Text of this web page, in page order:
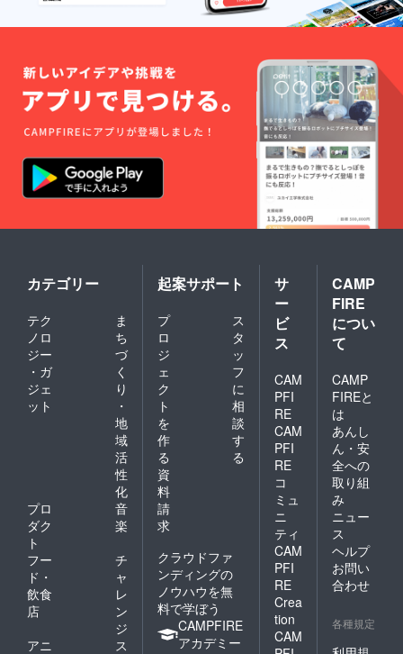
カテゴリー
テク
ノロ
ジー
・ガ
ジェ
ット
ま
ち
づ
く
り
・
地
域
活
性
化
プロ
ダク
ト
音
楽
フー
ド・
飲食
店
チ
ャ
レ
ン
ジ
アニ
ス
起案サポート
プ
ロ
ジ
ェ
ク
ト
を
作
る
ス
タ
ッ
フ
に
相
談
す
る
資
料
請
求
クラウドファ
ンディングの
ノウハウを無
料で学ぼう
CAMPFIRE
アカデミー
サ
ー
ビ
ス
CAM
PFI
RE
CAM
PFI
RE
コ
ミュ
ニ
ティ
CAM
PFI
RE
Crea
tion
CAM
CAMP
FIRE
につい
て
CAMP
FIREと
は
あんし
ん・安
全への
取り組
み
ニュー
ス
ヘルプ
お問い
合わせ
各種規定